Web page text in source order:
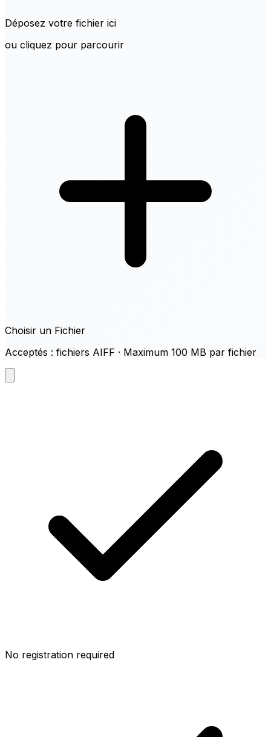
Déposez votre fichier ici
ou cliquez pour parcourir
Choisir un Fichier
Acceptés : fichiers AIFF · Maximum 100 MB par fichier
No registration required